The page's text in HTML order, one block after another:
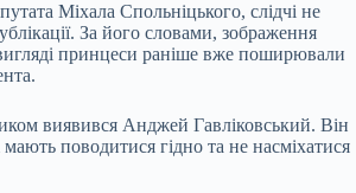
Міхала Спольніцького, слідчі не
За його словами, зображення
принцеси раніше вже поширювали
виявився Анджей Гавліковський. Він
поводитися гідно та не насміхатися